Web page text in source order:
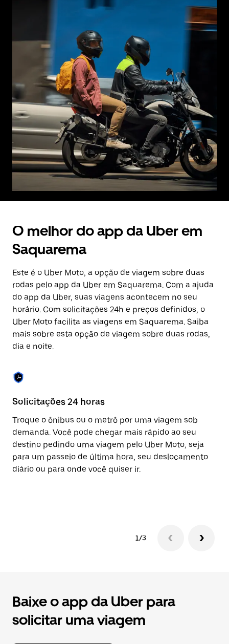
O melhor do app da Uber em
Saquarema
Este é o Uber Moto, a opção de viagem sobre duas
rodas pelo app da Uber em Saquarema. Com a ajuda
do app da Uber, suas viagens acontecem no seu
horário. Com solicitações 24h e preços definidos, o
Uber Moto facilita as viagens em Saquarema. Saiba
mais sobre esta opção de viagem sobre duas rodas,
dia e noite.
Solicitações 24 horas
Troque o ônibus ou o metrô por uma viagem sob
demanda. Você pode chegar mais rápido ao seu
destino pedindo uma viagem pelo Uber Moto, seja
para um passeio de última hora, seu deslocamento
diário ou para onde você quiser ir.
1/3
Baixe o app da Uber para
solicitar uma viagem